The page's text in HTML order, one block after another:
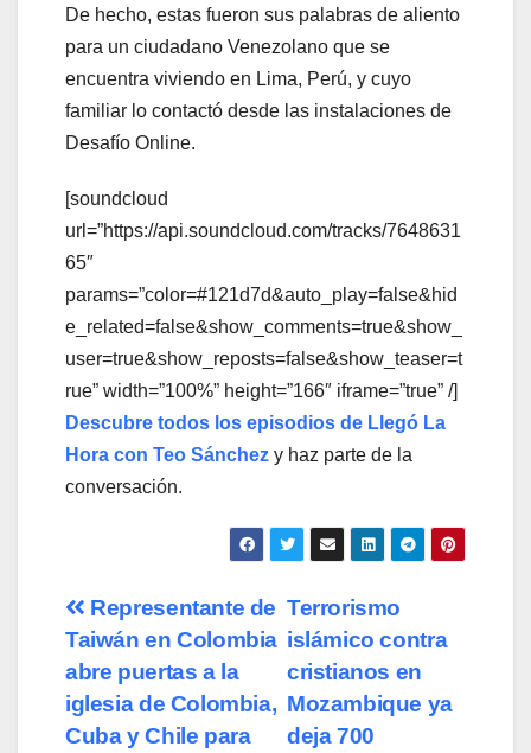
De hecho, estas fueron sus palabras de aliento
para un ciudadano Venezolano que se
encuentra viviendo en Lima, Perú, y cuyo
familiar lo contactó desde las instalaciones de
Desafío Online.
[soundcloud
url=”https://api.soundcloud.com/tracks/7648631
65″
params=”color=#121d7d&auto_play=false&hid
e_related=false&show_comments=true&show_
user=true&show_reposts=false&show_teaser=t
rue” width=”100%” height=”166″ iframe=”true” /]
Descubre todos los episodios de Llegó La
Hora con Teo Sánchez y haz parte de la
conversación.
Navegación
de
entradas
Terrorismo
islámico contra
cristianos en
Mozambique ya
deja 700
Representante de
Taiwán en Colombia
abre puertas a la
iglesia de Colombia,
Cuba y Chile para